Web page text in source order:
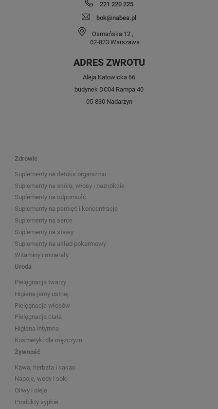
221 220 225
bok@nabea.pl
Osmańska 12 ,
02-823 Warszawa
ADRES ZWROTU
Aleja Katowicka 66
budynek DC04 Rampa 40
05-830 Nadarzyn
Zdrowie
Suplementy na detoks organizmu
Suplementy na skórę, włosy i paznokcie
Suplementy na odporność
Suplementy na pamięć i koncentrację
Suplementy na serce
Suplementy na stawy
Suplementy na układ pokarmowy
Witaminy i minerały
Uroda
Pielęgnacja twarzy
Higiena jamy ustnej
Pielęgnacja włosów
Pielęgnacja ciała
Higiena intymna
Kosmetyki dla mężczyzn
Żywność
Kawa, herbata i kakao
Napoje, wody i soki
Oliwy i oleje
Produkty sypkie